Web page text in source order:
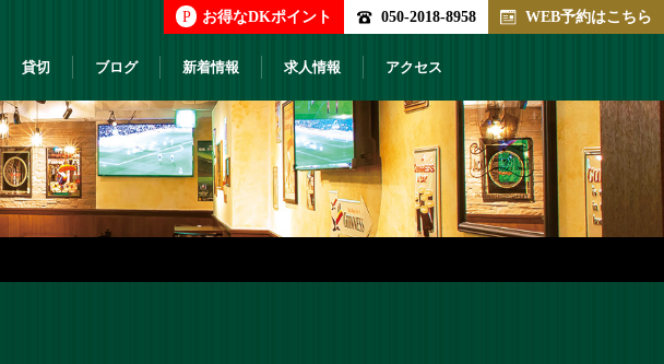
P お得なDKポイント 050-2018-8958 WEB予約はこちら
貸切 ブログ 新着情報 求人情報 アクセス